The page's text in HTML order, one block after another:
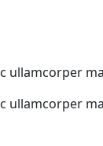
ullamcorper
ullamcorper